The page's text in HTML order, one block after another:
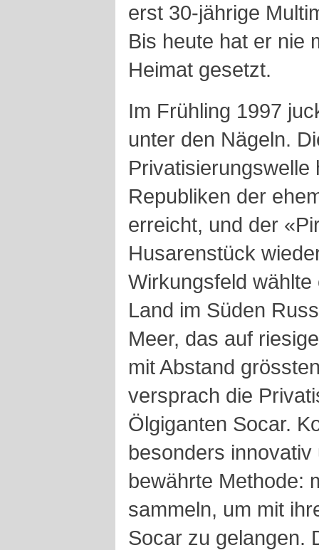
erst 30-jährige
Bis heute hat er nie
Heimat gesetzt.
Im Frühling 1997
unter den Nägeln.
Republiken der
erreicht, und der
Husarenstück
Wirkungsfeld
Land im Süden
Meer, das auf
mit Abstand
versprach die
Ölgiganten Socar.
besonders
bewährte Methode:
sammeln, um mit
Socar zu gelangen.